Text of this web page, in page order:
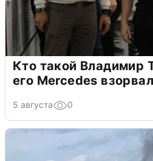
Кто такой Владимир
его Mercedes
5 августа 0